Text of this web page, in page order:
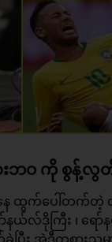
ဝ ကို စွန့်လွတ်
ထွက်ပေါ်တက်တဲ့
နယ်လ်ဒိုကြီး ၊